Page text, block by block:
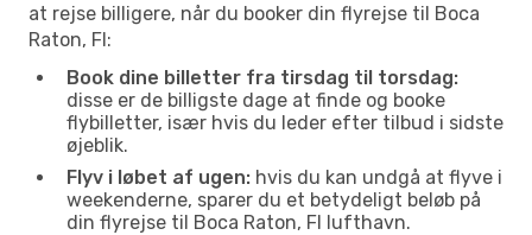
at rejse billigere, når du booker din flyrejse til Boca
Raton, Fl:
Book dine billetter fra tirsdag til torsdag:
disse er de billigste dage at finde og booke
flybilletter, især hvis du leder efter tilbud i sidste
øjeblik.
Flyv i løbet af ugen: hvis du kan undgå at flyve i
weekenderne, sparer du et betydeligt beløb på
din flyrejse til Boca Raton, Fl lufthavn.